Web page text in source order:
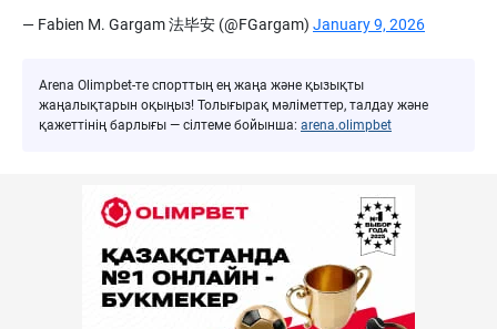
— Fabien M. Gargam 法毕安 (@FGargam) January 9, 2026
Arena Olimpbet-те спорттың ең жаңа және қызықты
жаңалықтарын оқыңыз! Толығырақ мәліметтер, талдау және
қажеттінің барлығы — сілтеме бойынша: arena.olimpbet